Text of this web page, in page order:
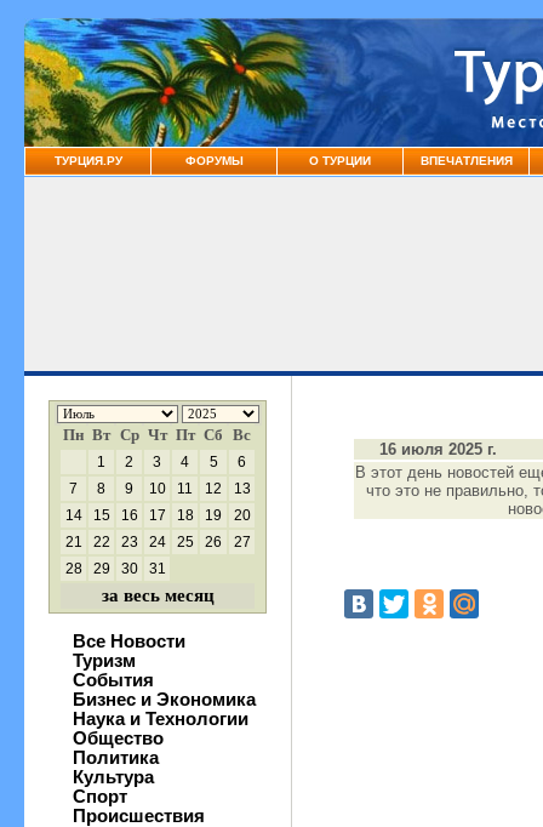
ТУРЦИЯ.РУ ФОРУМЫ О ТУРЦИИ ВПЕЧАТЛЕНИЯ
Пн Вт Ср Чт Пт Сб Вс
1 2 3 4 5
6
7
8 9 10 11 12
13
14
15 16 17 18 19
20
21
22 23 24 25 26
27
28
29 30 31
за весь месяц
Все Новости
Туризм
События
Бизнес и Экономика
Наука и Технологии
Общество
Политика
Культура
Спорт
Происшествия
16 июля 2025 г.
В этот день новостей
что это не правильно,